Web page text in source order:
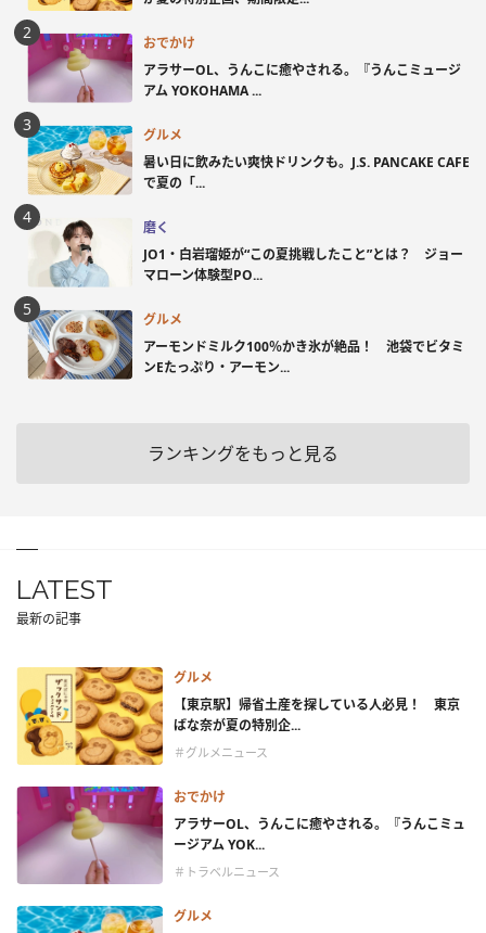
おでかけ
アラサーOL、うんこに癒やされる。『うんこミュージ
アム YOKOHAMA ...
グルメ
暑い日に飲みたい爽快ドリンクも。J.S. PANCAKE CAFE
で夏の「...
磨く
JO1・白岩瑠姫が“この夏挑戦したこと”とは？ ジョー
マローン体験型PO...
グルメ
アーモンドミルク100％かき氷が絶品！ 池袋でビタミ
ンEたっぷり・アーモン...
ランキングをもっと見る
LATEST
最新の記事
グルメ
【東京駅】帰省土産を探している人必見！ 東京
ばな奈が夏の特別企...
＃グルメニュース
おでかけ
アラサーOL、うんこに癒やされる。『うんこミュ
ージアム YOK...
＃トラベルニュース
グルメ